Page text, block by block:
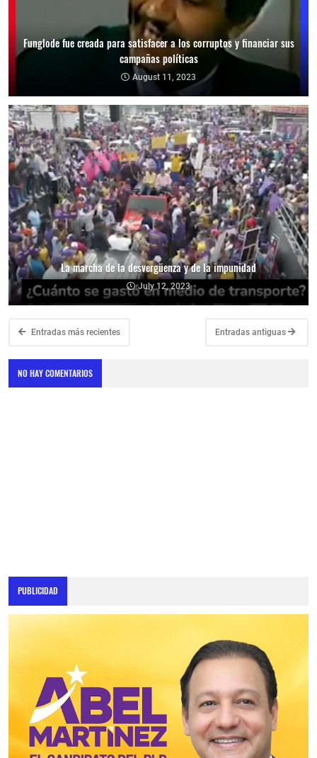
Funglode fue creada para satisfacer a los corruptos y financiar sus
campañas políticas
August 11, 2023
La marcha de la desvergüenza y de la impunidad
July 12, 2023
Entradas más recientes Entradas antiguas
NO HAY COMENTARIOS
PUBLICIDAD